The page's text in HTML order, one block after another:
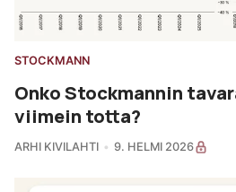
STOCKMANN
Onko Stockmannin
viimein totta?
ARHI KIVILAHTI 9. HELMI 2026